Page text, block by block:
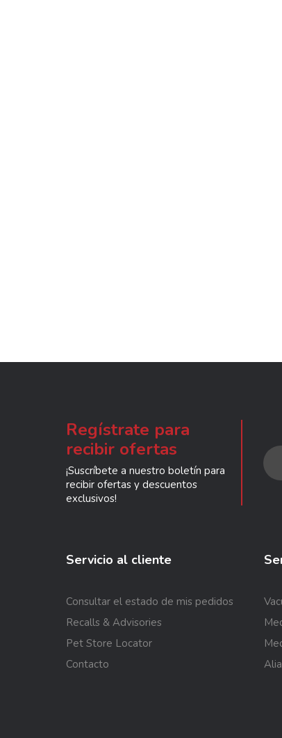
Regístrate para
recibir ofertas
¡Suscríbete a nuestro boletín para
recibir ofertas y descuentos
exclusivos!
Servicio al cliente
Consultar el estado de mis pedidos
Recalls & Advisories
Pet Store Locator
Contacto